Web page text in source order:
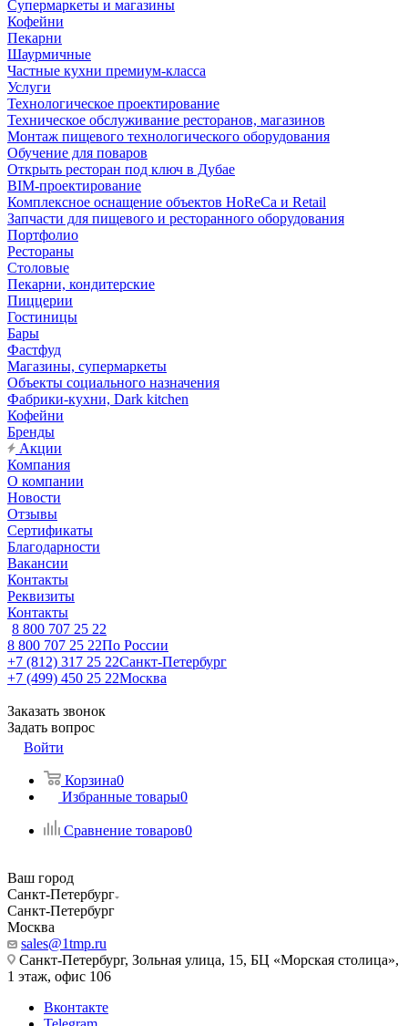
Супермаркеты и магазины
Кофейни
Пекарни
Шаурмичные
Частные кухни премиум-класса
Услуги
Технологическое проектирование
Техническое обслуживание ресторанов, магазинов
Монтаж пищевого технологического оборудования
Обучение для поваров
Открыть ресторан под ключ в Дубае
BIM-проектирование
Комплексное оснащение объектов HoReCa и Retail
Запчасти для пищевого и ресторанного оборудования
Портфолио
Рестораны
Столовые
Пекарни, кондитерские
Пиццерии
Гостиницы
Бары
Фастфуд
Магазины, супермаркеты
Объекты социального назначения
Фабрики-кухни, Dark kitchen
Кофейни
Бренды
Акции
Компания
О компании
Новости
Отзывы
Сертификаты
Благодарности
Вакансии
Контакты
Реквизиты
Контакты
8 800 707 25 22
8 800 707 25 22По России
+7 (812) 317 25 22Санкт-Петербург
+7 (499) 450 25 22Москва
Заказать звонок
Задать вопрос
Войти
Корзина0
Избранные товары0
Сравнение товаров0
Ваш город
Санкт-Петербург
Санкт-Петербург
Москва
sales@1tmp.ru
Санкт-Петербург, Зольная улица, 15, БЦ «Морская столица»,
1 этаж, офис 106
Вконтакте